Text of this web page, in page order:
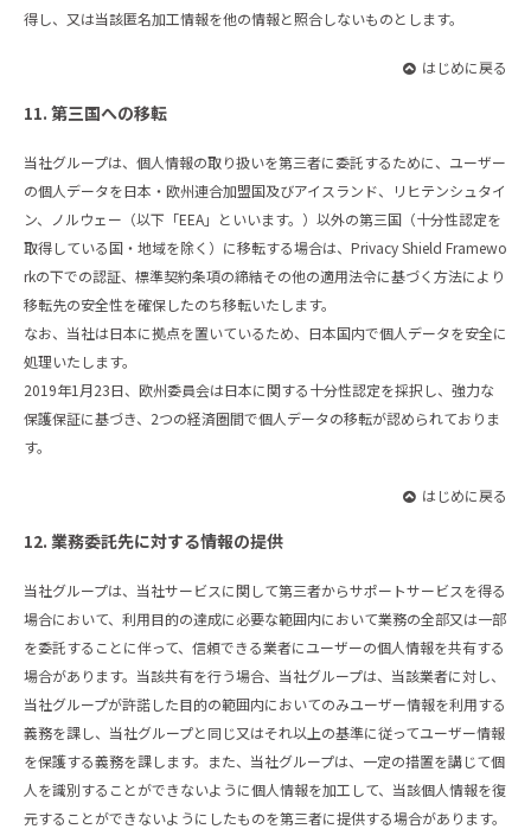
得し、又は当該匿名加工情報を他の情報と照合しないものとします。
はじめに戻る
11. 第三国への移転
当社グループは、個人情報の取り扱いを第三者に委託するために、ユーザー
の個人データを日本・欧州連合加盟国及びアイスランド、リヒテンシュタイ
ン、ノルウェー（以下「EEA」といいます。）以外の第三国（十分性認定を
取得している国・地域を除く）に移転する場合は、Privacy Shield Framewo
rkの下での認証、標準契約条項の締結その他の適用法令に基づく方法により
移転先の安全性を確保したのち移転いたします。
なお、当社は日本に拠点を置いているため、日本国内で個人データを安全に
処理いたします。
2019年1月23日、欧州委員会は日本に関する十分性認定を採択し、強力な
保護保証に基づき、2つの経済圏間で個人データの移転が認められておりま
す。
はじめに戻る
12. 業務委託先に対する情報の提供
当社グループは、当社サービスに関して第三者からサポートサービスを得る
場合において、利用目的の達成に必要な範囲内において業務の全部又は一部
を委託することに伴って、信頼できる業者にユーザーの個人情報を共有する
場合があります。当該共有を行う場合、当社グループは、当該業者に対し、
当社グループが許諾した目的の範囲内においてのみユーザー情報を利用する
義務を課し、当社グループと同じ又はそれ以上の基準に従ってユーザー情報
を保護する義務を課します。また、当社グループは、一定の措置を講じて個
人を識別することができないように個人情報を加工して、当該個人情報を復
元することができないようにしたものを第三者に提供する場合があります。